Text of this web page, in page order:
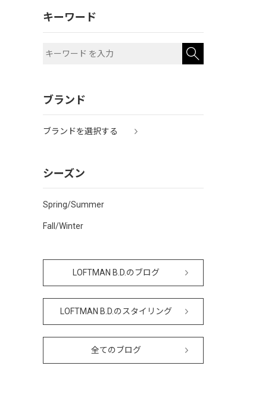
キーワード
ブランド
ブランドを選択する
シーズン
Spring/Summer
Fall/Winter
LOFTMAN B.D.のブログ
LOFTMAN B.D.のスタイリング
全てのブログ